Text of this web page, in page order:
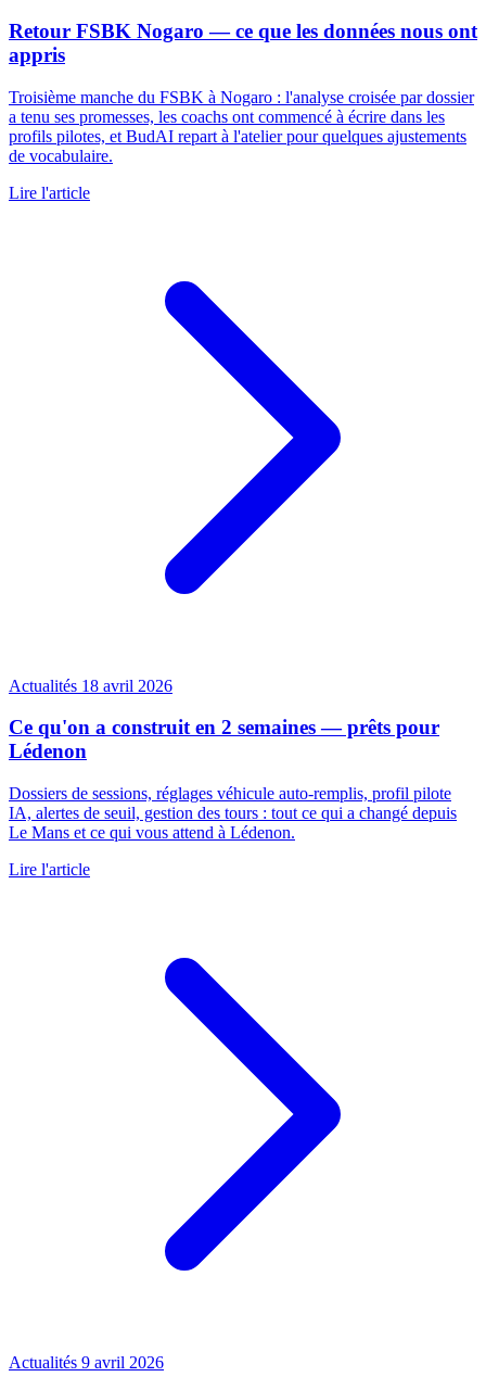
Retour FSBK Nogaro — ce que les données nous ont
appris
Troisième manche du FSBK à Nogaro : l'analyse croisée par dossier
a tenu ses promesses, les coachs ont commencé à écrire dans les
profils pilotes, et BudAI repart à l'atelier pour quelques ajustements
de vocabulaire.
Lire l'article
Actualités 18 avril 2026
Ce qu'on a construit en 2 semaines — prêts pour
Lédenon
Dossiers de sessions, réglages véhicule auto-remplis, profil pilote
IA, alertes de seuil, gestion des tours : tout ce qui a changé depuis
Le Mans et ce qui vous attend à Lédenon.
Lire l'article
Actualités 9 avril 2026